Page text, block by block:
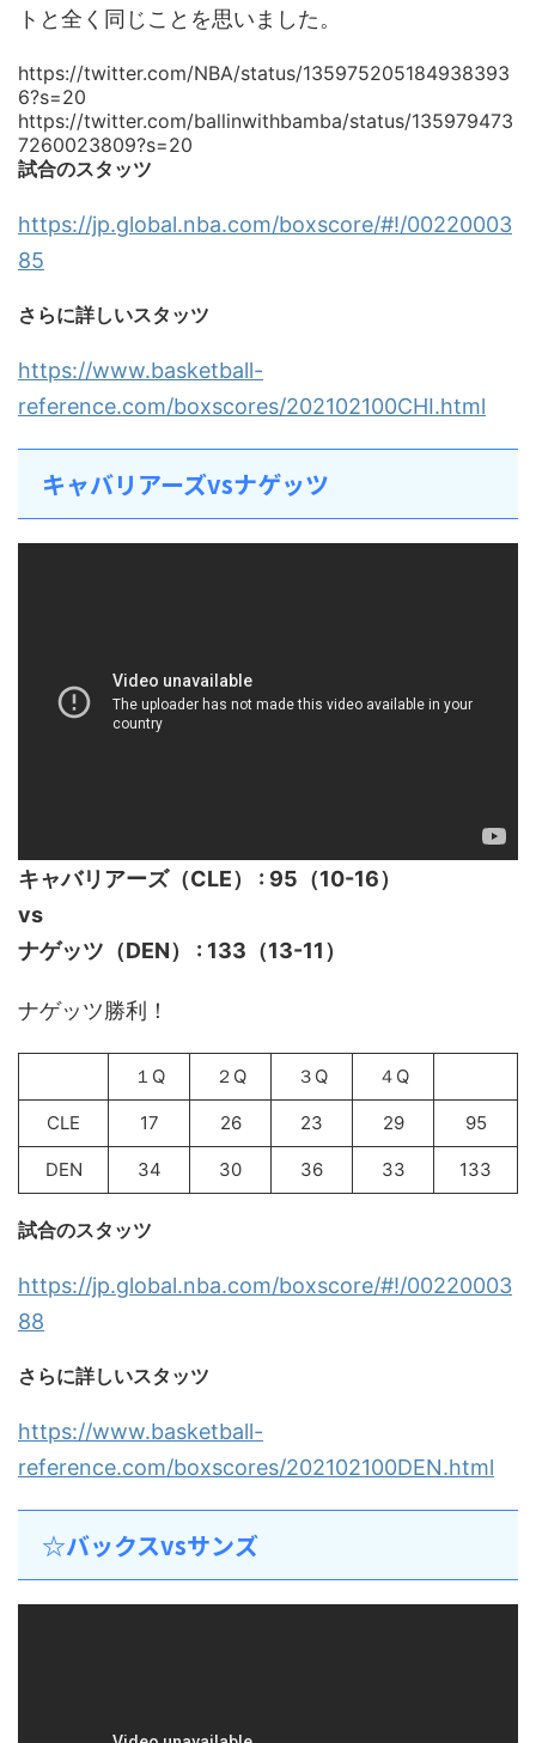
トと全く同じことを思いました。
https://twitter.com/NBA/status/135975205184938393
6?s=20
https://twitter.com/ballinwithbamba/status/135979473
7260023809?s=20
試合のスタッツ
https://jp.global.nba.com/boxscore/#!/00220003
85
さらに詳しいスタッツ
https://www.basketball-
reference.com/boxscores/202102100CHI.html
キャバリアーズvsナゲッツ
キャバリアーズ（CLE） : 95（10-16）
vs
ナゲッツ（DEN） : 133（13-11）
ナゲッツ勝利！
１Q ２Q ３Q ４Q
CLE 17 26 23 29 95
DEN 34 30 36 33 133
試合のスタッツ
https://jp.global.nba.com/boxscore/#!/00220003
88
さらに詳しいスタッツ
https://www.basketball-
reference.com/boxscores/202102100DEN.html
☆バックスvsサンズ